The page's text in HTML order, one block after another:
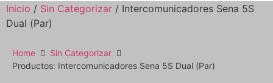
Inicio / Sin Categorizar / Intercomunicadores Sena 5S
Dual (Par)
Home
Sin Categorizar
Productos: Intercomunicadores Sena 5S Dual (Par)